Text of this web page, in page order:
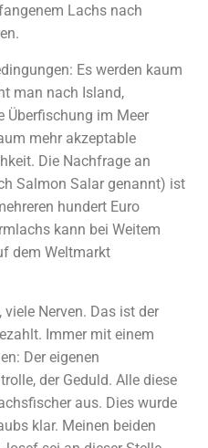
Lachs nach
Es werden kaum
man nach Island,
Überfischung im Meer
mehr akzeptable
Die Nachfrage an
Salmon Salar genannt) ist
hundert Euro
kann bei Weitem
dem Weltmarkt
Nerven. Das ist der
Immer mit einem
Der eigenen
der Geduld. Alle diese
aus. Dies wurde
klar. Meinen beiden